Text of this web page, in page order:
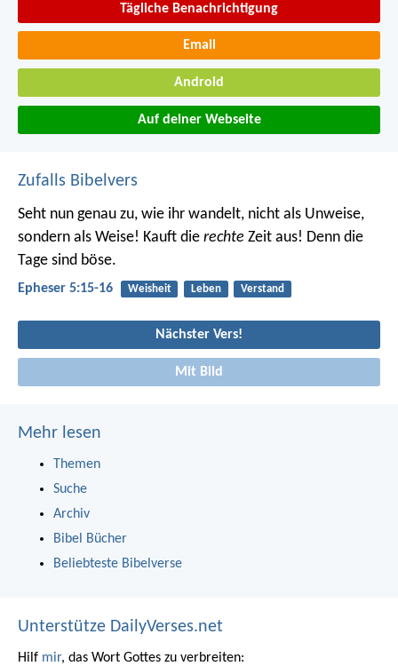
Tägliche Benachrichtigung
Email
Android
Auf deiner Webseite
Zufalls Bibelvers
Seht nun genau zu, wie ihr wandelt, nicht als Unweise,
sondern als Weise! Kauft die rechte Zeit aus! Denn die
Tage sind böse.
Epheser 5:15-16 Weisheit Leben Verstand
Nächster Vers!
Mit Bild
Mehr lesen
Themen
Suche
Archiv
Bibel Bücher
Beliebteste Bibelverse
Unterstütze DailyVerses.net
Hilf mir, das Wort Gottes zu verbreiten: